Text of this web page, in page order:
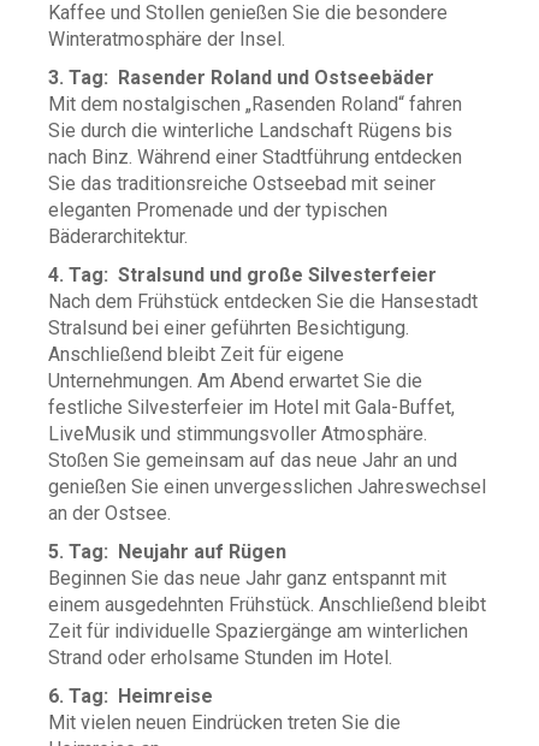
Kaffee und Stollen genießen Sie die besondere
Winteratmosphäre der Insel.
3. Tag: Rasender Roland und Ostseebäder
Mit dem nostalgischen „Rasenden Roland“ fahren
Sie durch die winterliche Landschaft Rügens bis
nach Binz. Während einer Stadtführung entdecken
Sie das traditionsreiche Ostseebad mit seiner
eleganten Promenade und der typischen
Bäderarchitektur.
4. Tag: Stralsund und große Silvesterfeier
Nach dem Frühstück entdecken Sie die Hansestadt
Stralsund bei einer geführten Besichtigung.
Anschließend bleibt Zeit für eigene
Unternehmungen. Am Abend erwartet Sie die
festliche Silvesterfeier im Hotel mit Gala-Buffet,
LiveMusik und stimmungsvoller Atmosphäre.
Stoßen Sie gemeinsam auf das neue Jahr an und
genießen Sie einen unvergesslichen Jahreswechsel
an der Ostsee.
5. Tag: Neujahr auf Rügen
Beginnen Sie das neue Jahr ganz entspannt mit
einem ausgedehnten Frühstück. Anschließend bleibt
Zeit für individuelle Spaziergänge am winterlichen
Strand oder erholsame Stunden im Hotel.
6. Tag: Heimreise
Mit vielen neuen Eindrücken treten Sie die